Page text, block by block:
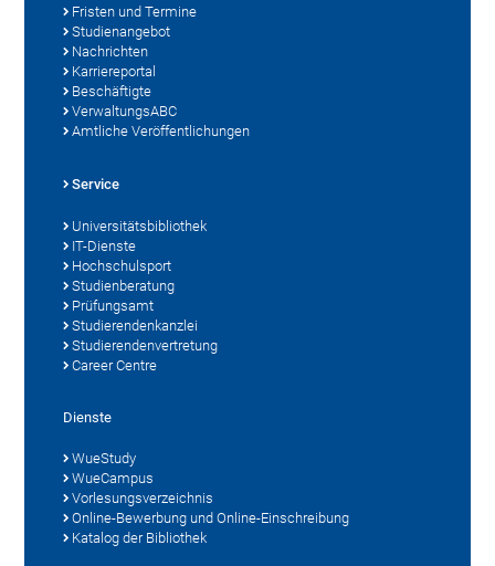
Fristen und Termine
Studienangebot
Nachrichten
Karriereportal
Beschäftigte
VerwaltungsABC
Amtliche Veröffentlichungen
Service
Universitätsbibliothek
IT-Dienste
Hochschulsport
Studienberatung
Prüfungsamt
Studierendenkanzlei
Studierendenvertretung
Career Centre
Dienste
WueStudy
WueCampus
Vorlesungsverzeichnis
Online-Bewerbung und Online-Einschreibung
Katalog der Bibliothek